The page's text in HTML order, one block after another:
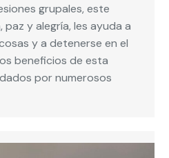
grupales, este
paz y alegría, les ayuda a
y a detenerse en el
beneficios de esta
por numerosos